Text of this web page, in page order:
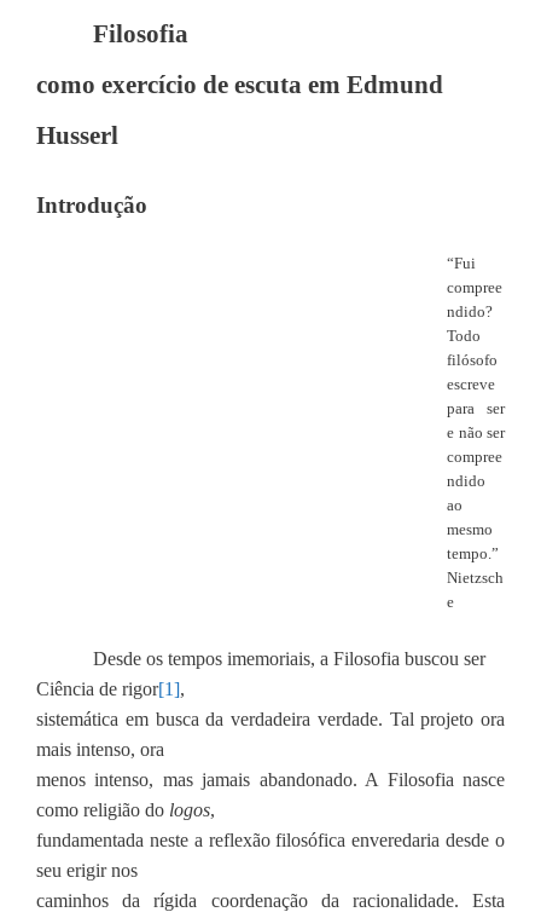
Filosofia
como exercício de escuta em Edmund
Husserl
Introdução
“Fui
compree
ndido?
Todo
filósofo
escreve
para ser
e não ser
compree
ndido
ao
mesmo
tempo.”
Nietzsch
e
Desde os tempos imemoriais, a Filosofia buscou ser
Ciência de rigor[1],
sistemática em busca da verdadeira verdade. Tal projeto ora
mais intenso, ora
menos intenso, mas jamais abandonado. A Filosofia nasce
como religião do logos,
fundamentada neste a reflexão filosófica enveredaria desde o
seu erigir nos
caminhos da rígida coordenação da racionalidade. Esta